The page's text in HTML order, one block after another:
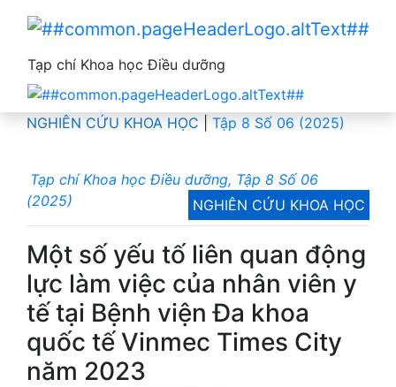
Tạp chí Khoa học Điều dưỡng
NGHIÊN CỨU KHOA HỌC Tập 8 Số 06 (2025)
Tạp chí Khoa học Điều dưỡng, Tập 8 Số 06
(2025)
NGHIÊN CỨU KHOA HỌC
Một số yếu tố liên quan động
lực làm việc của nhân viên y
tế tại Bệnh viện Đa khoa
quốc tế Vinmec Times City
năm 2023